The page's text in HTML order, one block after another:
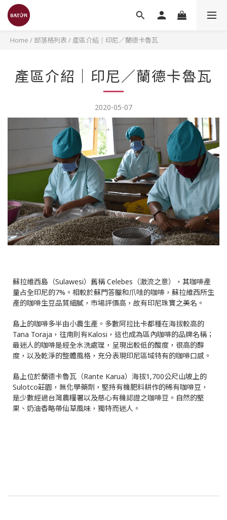
Home / 部落格列表 / 產區介紹｜印尼／蘭德卡魯瓦
產區介紹｜印尼／蘭德卡魯瓦
2020-05-07
蘇拉維西島（Sulawesi）舊稱 Celebes（激流之意），其咖啡產
量占全印尼的7%。相較於蘇門答臘和爪哇的咖啡，蘇拉維西所生
產的咖啡生豆品質細膩，市場評價高，故有印尼珠寶之美名。
島上的咖啡多半由小農生產。多數阿拉比卡都種在海拔較高的
Tana Toraja，往南則有Kalosi，這也成為區內咖啡的品牌名稱；
最迷人的咖啡是經全水洗處理，呈現出較低的酸度，很高的醇
度，以及乾淨的整體風格，充分表現印尼區域特有的咖啡口感。
島上位於蘭德卡魯瓦（Rante Karua）海拔1,700公尺山坡上的
Sulotco莊園，無化學藥劑，堅持有機肥料耕作的稀有咖啡豆，
是少數經過台灣農糧署以及慈心有機認證之咖啡豆。自然的堅
果、奶油香略帶仙草風味，獨特而迷人。